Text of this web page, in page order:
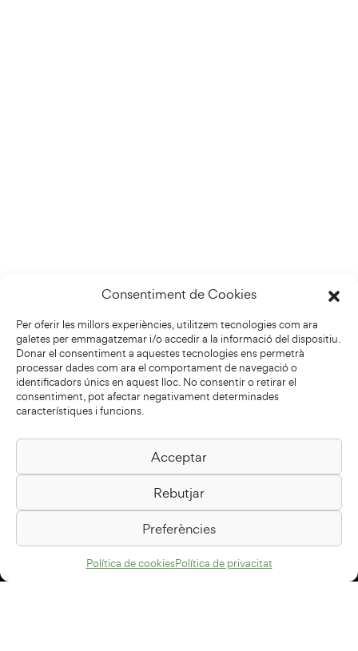
Consentiment de Cookies
Per oferir les millors experiències, utilitzem tecnologies com ara
galetes per emmagatzemar i/o accedir a la informació del dispositiu.
Donar el consentiment a aquestes tecnologies ens permetrà
processar dades com ara el comportament de navegació o
identificadors únics en aquest lloc. No consentir o retirar el
consentiment, pot afectar negativament determinades
característiques i funcions.
Acceptar
Rebutjar
Preferències
Política de cookiesPolítica de privacitat
Biblioteca Pilarin Bayés
Passeig de la Generalitat, 1
08500 Vic